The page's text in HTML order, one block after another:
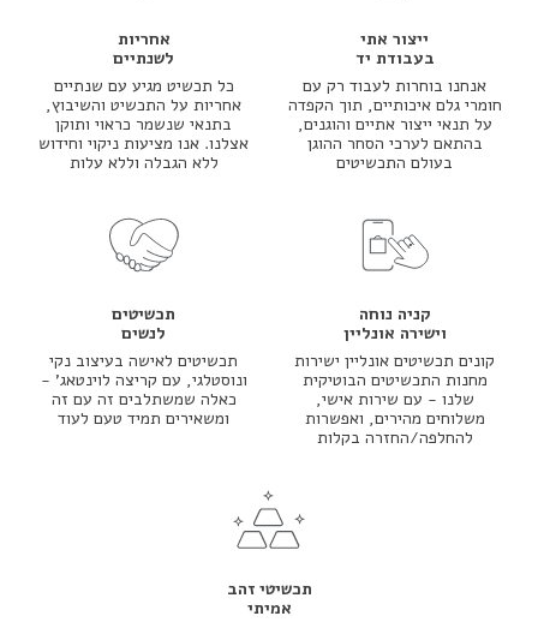
תכשיטים
לנשים
תכשיטים לאישה בעיצוב נקי
ונוסטלגי, עם קריצה לוינטאג' -
כאלה שמשתלבים זה עם זה
ומשאירים תמיד טעם לעוד
תכשיטי זהב
אמיתי
ייצור אתי
בעבודת יד
אנחנו בוחרות לעבוד רק עם
חומרי גלם איכותיים, תוך הקפדה
על תנאי ייצור אתיים והוגנים,
בהתאם לערכי הסחר ההוגן
בעולם התכשיטים
אחריות
לשנתיים
כל תכשיט מגיע עם שנתיים
אחריות על התכשיט והשיבוץ,
בתנאי שנשמר כראוי ותוקן
אצלנו. אנו מציעות ניקוי וחידוש
ללא הגבלה וללא עלות
קניה נוחה
וישירה אונליין
קונים תכשיטים אונליין ישירות
מחנות התכשיטים הבוטיקית
שלנו - עם שירות אישי,
משלוחים מהירים, ואפשרות
להחלפה/החזרה בקלות